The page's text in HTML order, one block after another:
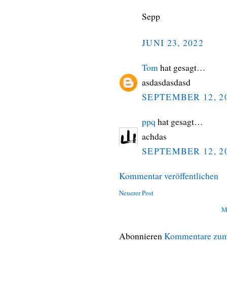
Sepp
JUNI 23, 2022
Tomhat gesagt…
asdasdasdasd
SEPTEMBER 12,
ppq hat gesagt…
achdas
SEPTEMBER 12,
Kommentar veröffentlichen
Neuerer Post
AbonnierenKommentare